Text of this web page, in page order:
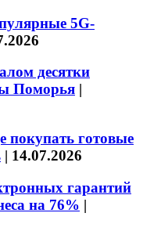
5G-
десятки
Поморья |
готовые
| 14.07.2026
гарантий
на 76% |